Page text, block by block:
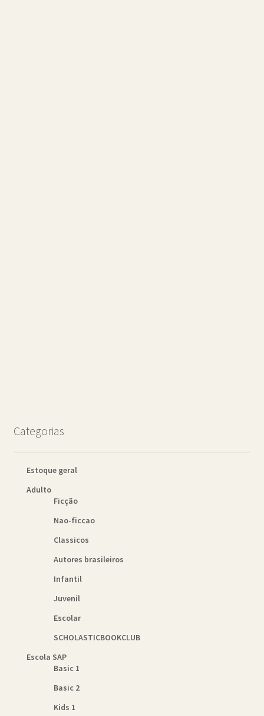
Categorias
Estoque geral
Adulto
Ficção
Nao-ficcao
Classicos
Autores brasileiros
Infantil
Juvenil
Escolar
SCHOLASTICBOOKCLUB
Escola SAP
Basic 1
Basic 2
Kids 1